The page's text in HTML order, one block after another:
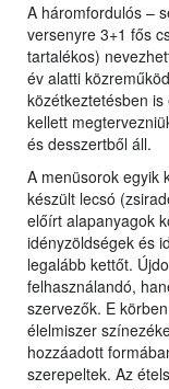
A háromfordulós –
versenyre 3+1 fős
tartalékos)
év alatti
közétkeztetésben
kellett
és desszertből áll.
A menüsorok egyik
készült lecsó
előírt alapanyagok
idényzöldségek és
legalább kettőt.
felhasználandó,
szervezők. E
élelmiszer
hozzáadott
szerepeltek. Az